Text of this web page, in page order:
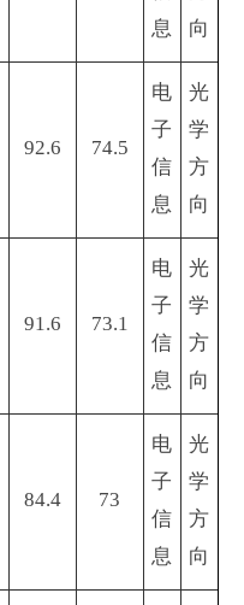
息
向
92.6 74.5
电
子
信
息
光
学
方
向
91.6 73.1
电
子
信
息
光
学
方
向
84.4 73
电
子
信
息
光
学
方
向